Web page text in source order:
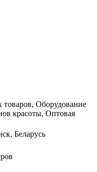
Оборудование
красоты, Оптовая
Беларусь